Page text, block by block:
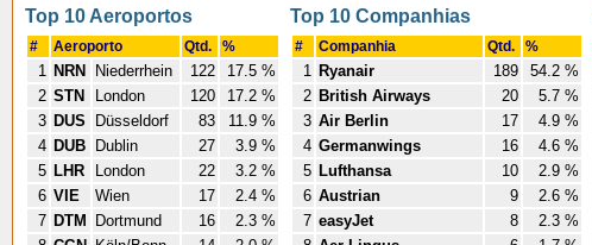
Top 10 Aeroportos
# Aeroporto Qtd. %
1 NRN Niederrhein 122
17.5 %
2 STN London 120
17.2 %
3 DUS Düsseldorf 83
11.9 %
4 DUB Dublin 27
3.9 %
5 LHR London 22
3.2 %
6 VIE Wien 17
2.4 %
7 DTM Dortmund 16
2.3 %
Top 10 Companhias
# Companhia Qtd. %
1 Ryanair 189
54.2 %
2 British Airways 20
5.7 %
3 Air Berlin 17
4.9 %
4 Germanwings 16
4.6 %
5 Lufthansa 10
2.9 %
6 Austrian 9
2.6 %
7 easyJet 8
2.3 %